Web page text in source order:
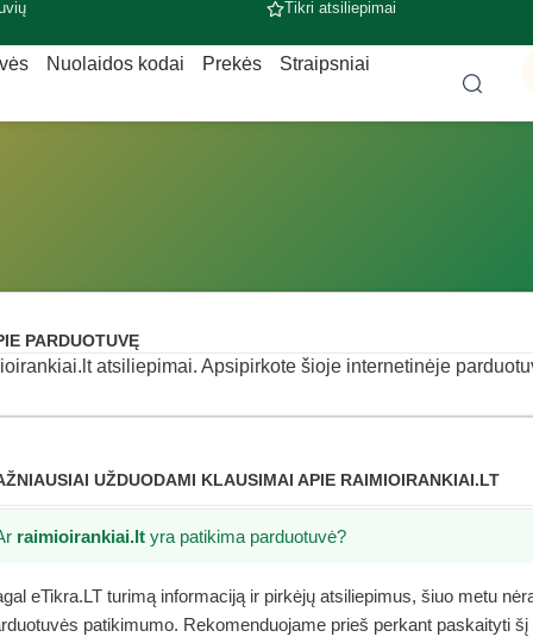
Tikri atsiliepimai
Nuolaidos kodai Prekės Straipsniai
PARDUOTUVĘ
atsiliepimai. Apsipirkote šioje internetinėje
UŽDUODAMI KLAUSIMAI APIE RAIMIOIRANKIAI.LT
raimioirankiai.lt yra patikima parduotuvė?
eTikra.LT turimą informaciją ir pirkėjų atsiliepimus, šiuo metu
patikimumo. Rekomenduojame prieš perkant paskaityti šį